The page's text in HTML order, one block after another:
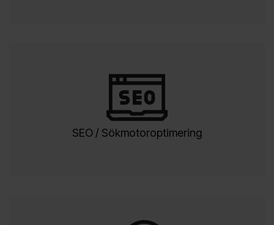
SEO / Sökmotoroptimering